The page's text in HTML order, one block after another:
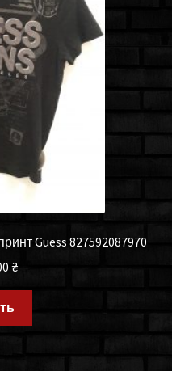
Guess 827592087970
₴